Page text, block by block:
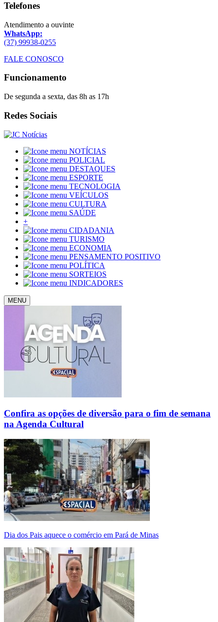
Telefones
Atendimento a ouvinte
WhatsApp:
(37) 99938-0255
FALE CONOSCO
Funcionamento
De segunda a sexta, das 8h as 17h
Redes Sociais
NOTÍCIAS
POLICIAL
DESTAQUES
ESPORTE
TECNOLOGIA
VEÍCULOS
CULTURA
SAÚDE
+
CIDADANIA
TURISMO
ECONOMIA
PENSAMENTO POSITIVO
POLÍTICA
SORTEIOS
INDICADORES
MENU
Confira as opções de diversão para o fim de semana
na Agenda Cultural
Dia dos Pais aquece o comércio em Pará de Minas